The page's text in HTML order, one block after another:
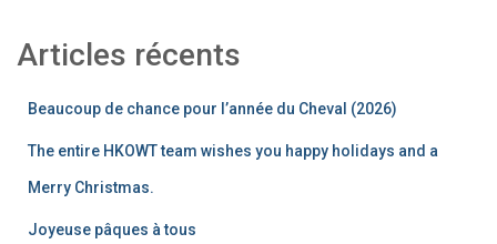
Articles récents
Beaucoup de chance pour l’année du Cheval (2026)
The entire HKOWT team wishes you happy holidays and a
Merry Christmas.
Joyeuse pâques à tous